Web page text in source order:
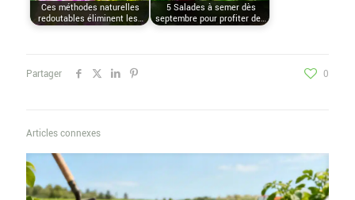
Ces méthodes naturelles
redoutables éliminent les…
5 Salades à semer dès
septembre pour profiter de…
Partager 0
Articles connexes